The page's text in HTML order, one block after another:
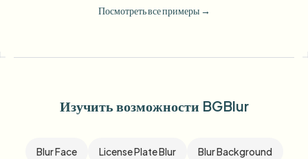
Посмотреть все примеры→
Изучить возможности BGBlur
Blur Face License Plate Blur Blur Background